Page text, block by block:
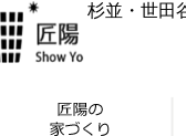
杉並・世田